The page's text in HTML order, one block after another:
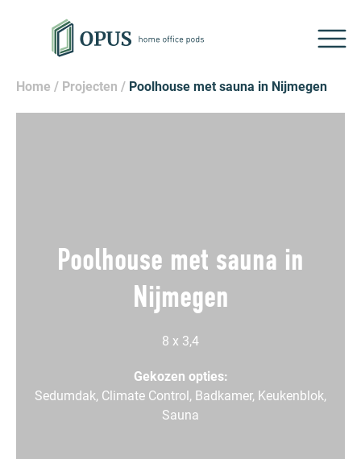
Home / Projecten / Poolhouse met sauna in Nijmegen
Poolhouse met sauna in
Nijmegen
8 x 3,4
Gekozen opties:
Sedumdak, Climate Control, Badkamer, Keukenblok,
Sauna